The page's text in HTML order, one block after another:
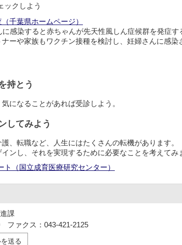
ックしよう
千葉県ホームページ）
感染すると赤ちゃんが先天性風しん症候群を発症す
ーや家族もワクチン接種を検討し、妊婦さんに感染
持とう
になることがあれば受診しよう。
してみよう
、転職など、人生にはたくさんの転機があります。
ンし、それを実現するために必要なことを考えてみ
ト（国立成育医療研究センター）
課
ファクス：043-421-2125
送る